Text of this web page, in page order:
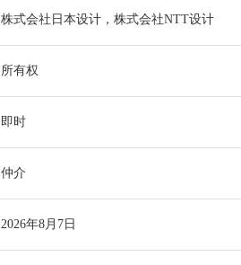
株式会社日本设计，株式会社NTT设计
所有权
即时
仲介
2026年8月7日